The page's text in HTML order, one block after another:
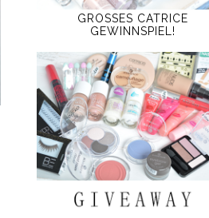
GROSSES CATRICE
GEWINNSPIEL!